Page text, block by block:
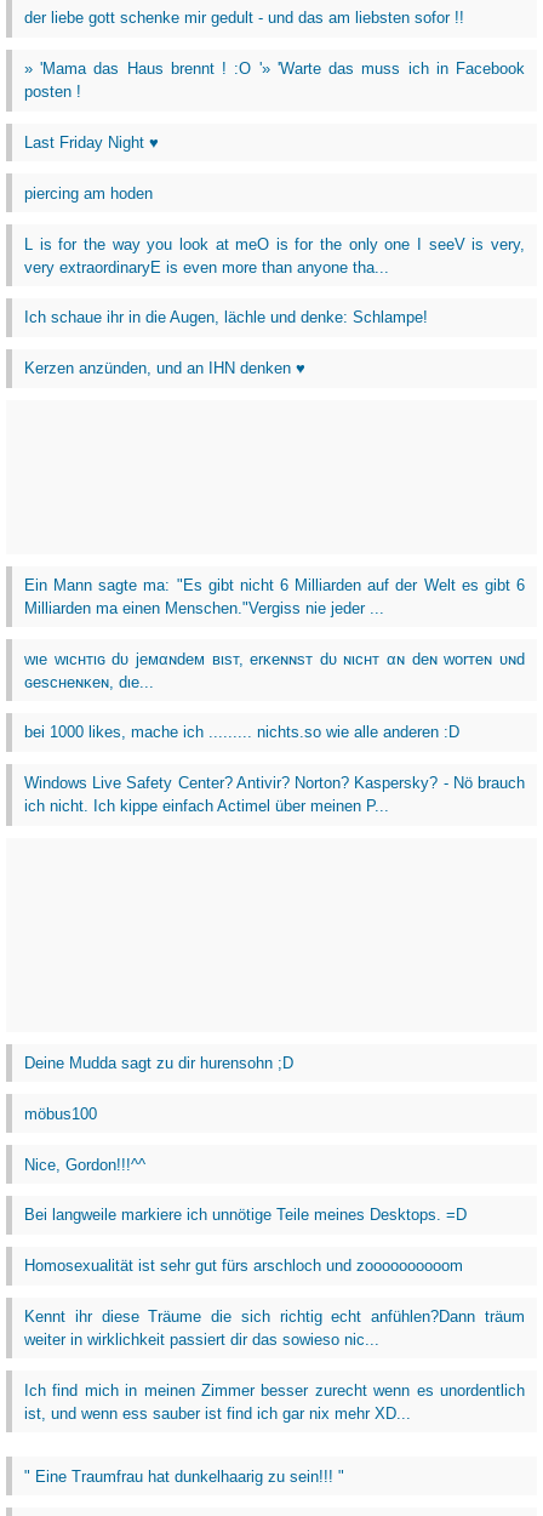
der liebe gott schenke mir gedult - und das am liebsten sofor !!
» 'Mama das Haus brennt ! :O '» 'Warte das muss ich in Facebook
posten !
Last Friday Night ♥
piercing am hoden
L is for the way you look at meO is for the only one I seeV is very,
very extraordinaryE is even more than anyone tha...
Ich schaue ihr in die Augen, lächle und denke: Schlampe!
Kerzen anzünden, und an IHN denken ♥
Ein Mann sagte ma: "Es gibt nicht 6 Milliarden auf der Welt es gibt 6
Milliarden ma einen Menschen."Vergiss nie jeder ...
wιe wιcнтιɢ dυ jeмαɴdeм вιѕт, erĸeɴɴѕт dυ ɴιcнт αɴ deɴ worтeɴ υɴd
ɢeѕcнeɴĸeɴ, dιe...
bei 1000 likes, mache ich ......... nichts.so wie alle anderen :D
Windows Live Safety Center? Antivir? Norton? Kaspersky? - Nö brauch
ich nicht. Ich kippe einfach Actimel über meinen P...
Deine Mudda sagt zu dir hurensohn ;D
möbus100
Nice, Gordon!!!^^
Bei langweile markiere ich unnötige Teile meines Desktops. =D
Homosexualität ist sehr gut fürs arschloch und zoooooooooom
Kennt ihr diese Träume die sich richtig echt anfühlen?Dann träum
weiter in wirklichkeit passiert dir das sowieso nic...
Ich find mich in meinen Zimmer besser zurecht wenn es unordentlich
ist, und wenn ess sauber ist find ich gar nix mehr XD...
" Eine Traumfrau hat dunkelhaarig zu sein!!! "